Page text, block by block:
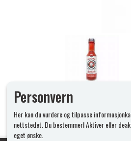
Personvern
Her kan du vurdere og tilpasse
nettstedet. Du bestemmer! Aktiver eller
eget ønske.